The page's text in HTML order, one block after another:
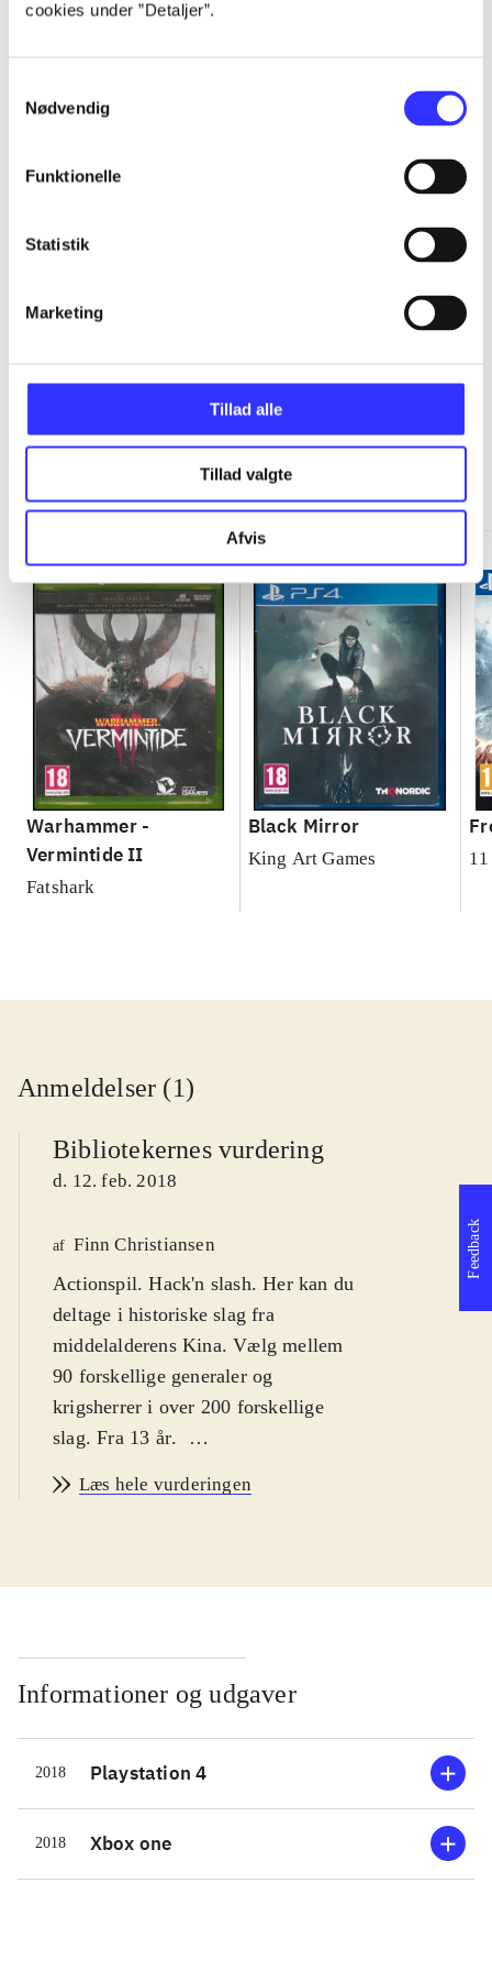
cookies under ”Detaljer”.
Nødvendig
Funktionelle
Statistik
Marketing
Tillad alle
Tillad valgte
Afvis
...
...
...
Warhammer -
Vermintide II
Fatshark
Black Mirror
King Art Games
Anmeldelser (1)
Bibliotekernes vurdering
d. 12. feb. 2018
af Finn Christiansen
Actionspil. Hack'n slash. Her kan du
deltage i historiske slag fra
middelalderens Kina. Vælg mellem
90 forskellige generaler og
krigsherrer i over 200 forskellige
slag. Fra 13 år.
hack'n slash actionspil i 3. persons
tilføjet open world-miljø, hvor man i
rækkefølgen af missioner og andre
gøremål. Det foregår via et stort kort
over Kina, hvor spilleren frit kan
vandre, ride eller sejle rundt.
Historien fokuserer på de steder hvor
store historiske slag har fundet sted,
dér hvor man tidsmæssigt befinder
Læs hele vurderingen
Informationer og udgaver
2018 Playstation 4
2018 Xbox one
Feedback